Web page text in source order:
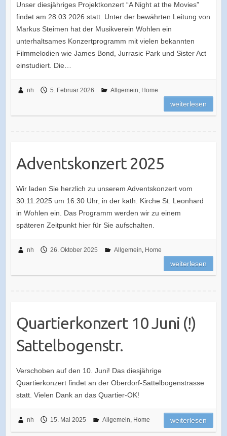
Unser diesjähriges Projektkonzert “A Night at the Movies”
findet am 28.03.2026 statt. Unter der bewährten Leitung von
Markus Steimen hat der Musikverein Wohlen ein
unterhaltsames Konzertprogramm mit vielen bekannten
Filmmelodien wie James Bond, Jurrasic Park und Sister Act
einstudiert. Die…
nh 5. Februar 2026 Allgemein, Home
weiterlesen
Adventskonzert 2025
Wir laden Sie herzlich zu unserem Adventskonzert vom
30.11.2025 um 16:30 Uhr, in der kath. Kirche St. Leonhard
in Wohlen ein. Das Programm werden wir zu einem
späteren Zeitpunkt hier für Sie aufschalten.
nh 26. Oktober 2025 Allgemein, Home
weiterlesen
Quartierkonzert 10 Juni (!)
Sattelbogenstr.
Verschoben auf den 10. Juni! Das diesjährige
Quartierkonzert findet an der Oberdorf-Sattelbogenstrasse
statt. Vielen Dank an das Quartier-OK!
nh 15. Mai 2025 Allgemein, Home weiterlesen